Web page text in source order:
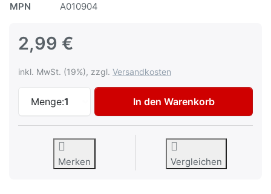
MPN
A010904
2,99 €
inkl. MwSt. (19%), zzgl. Versandkosten
Menge:1
AVO Duftbaum "ASIA" Boss zu 2,99 €,
In den Warenkorb
Merken Vergleichen